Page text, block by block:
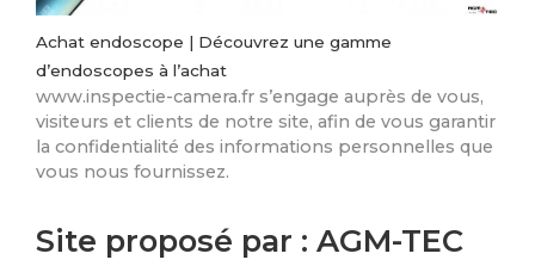
Achat endoscope | Découvrez une gamme
d’endoscopes à l’achat
www.inspectie-camera.fr s’engage auprès de vous,
visiteurs et clients de notre site, afin de vous garantir
la confidentialité des informations personnelles que
vous nous fournissez.
Site proposé par : AGM-TEC